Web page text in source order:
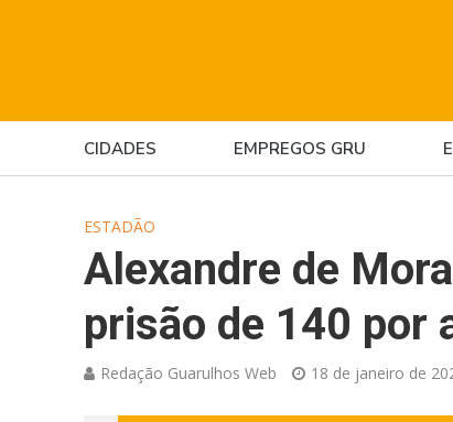
CIDADES EMPREGOS GRU
ESTADÃO
Alexandre de
prisão de 140 por
Redação Guarulhos Web 18 de janeiro de